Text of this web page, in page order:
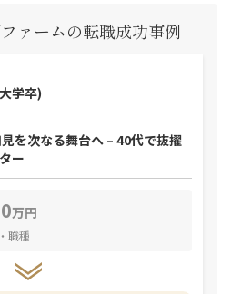
ァームの転職成功事例
を次なる舞台へ – 40代で抜擢
ー
学卒)
万円
職種